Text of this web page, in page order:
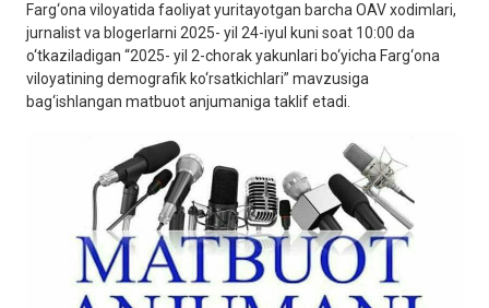
Farg‘ona viloyatida faoliyat yuritayotgan barcha OAV xodimlari,
jurnalist va blogerlarni 2025- yil 24-iyul kuni soat 10:00 da
o‘tkaziladigan “2025- yil 2-chorak yakunlari bo‘yicha Farg‘ona
viloyatining demografik ko‘rsatkichlari” mavzusiga
bag‘ishlangan matbuot anjumaniga taklif etadi.